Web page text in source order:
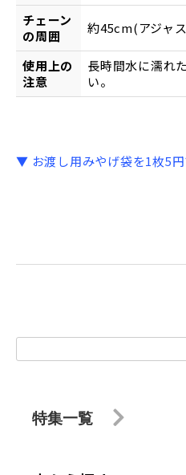
チェーン
の周囲
約45cm(アジャ
使用上の
注意
長時間水に濡れ
い。
▼ お渡し用みやげ袋を1枚5
特集一覧